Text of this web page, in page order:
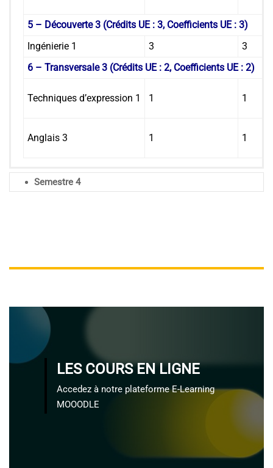
5 – Découverte 3 (Crédits UE : 3, Coefficients UE : 3)
Ingénierie 1
3
3
6 – Transversale 3 (Crédits UE : 2, Coefficients UE : 2)
Techniques d’expression 1 1 1
Anglais 3 1 1
Semestre 4
LES COURS EN LIGNE
Accedez à notre plateforme E-Learning
MOOODLE